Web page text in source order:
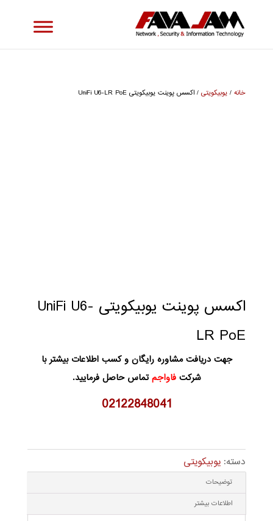
خانه/ یوبیکویتی/ اکسس پوینت یوبیکویتی UniFi U6-LR PoE
اکسس پوینت یوبیکویتی UniFi U6-
LR PoE
جهت دریافت مشاوره رایگان و کسب اطلاعات بیشتر با
شرکتفاواجمتماس حاصل فرمایید.
02122848041
دسته: یوبیکویتی
توضیحات
اطلاعات بیشتر